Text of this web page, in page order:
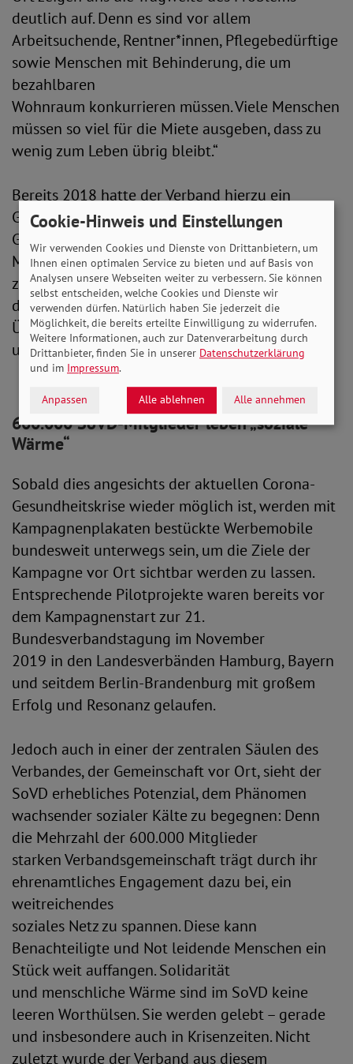
deutlich auf. Denn es sind vor allem
Arbeitsuchende, Rentner*innen, Pflegebedürftige
sowie Menschen mit Behinderung, die um
bezahlbaren
Wohnraum konkurrieren müssen. Viele Menschen
müssen so viel für die Miete ausgeben, dass zu
wenig zum Leben übrig bleibt.“
Bereits 2018 hatte der Verband hierzu ein
Gutachten in Auftrag gegeben. Das SoVD-
Gutachten „Wohnverhältnisse in Deutschland.
Mietbelastung, soziale Ungleichheit und Armut“
zeigt auf, wen die Entwicklung trifft. Auch mit
dem Positionspapier „Gutes Wohnen. Für alle!
Überall!“ hat sich der SoVD zu Wort gemeldet
und Lösungswege aufgezeigt.
600.000 SoVD-Mitglieder leben „soziale
Wärme“
Sobald dies angesichts der aktuellen Corona-
Gesundheitskrise wieder möglich ist, werden mit
Kampagnenplakaten bestückte Werbemobile
bundesweit unterwegs sein, um die Ziele der
Kampagne vor Ort sichtbar werden zu lassen.
Entsprechende Pilotprojekte waren bereits vor
dem Kampagnenstart zur 21.
Bundesverbandstagung im November
2019 in den Landesverbänden Hamburg, Bayern
und seitdem Berlin-Brandenburg mit großem
Erfolg und Resonanz gelaufen.
Jedoch auch in einer der zentralen Säulen des
Verbandes, der Gemeinschaft vor Ort, sieht der
SoVD erhebliches Potenzial, dem Phänomen
wachsender sozialer Kälte zu begegnen: Denn
die Mehrzahl der 600.000 Mitglieder
starken Verbandsgemeinschaft trägt durch ihr
ehrenamtliches Engagement dazu bei, ein
weitreichendes
soziales Netz zu spannen. Diese kann
Benachteiligte und Not leidende Menschen ein
Stück weit auffangen. Solidarität
und menschliche Wärme sind im SoVD keine
leeren Worthülsen. Sie werden gelebt – gerade
und insbesondere auch in Krisenzeiten. Nicht
zuletzt wurde der Verband aus diesem
Cookie-Hinweis und Einstellungen
Wir verwenden Cookies und Dienste von Drittanbietern, um
Ihnen einen optimalen Service zu bieten und auf Basis von
Analysen unsere Webseiten weiter zu verbessern. Sie können
selbst entscheiden, welche Cookies und Dienste wir
verwenden dürfen. Natürlich haben Sie jederzeit die
Möglichkeit, die bereits erteilte Einwilligung zu widerrufen.
Weitere Informationen, auch zur Datenverarbeitung durch
Drittanbieter, finden Sie in unserer Datenschutzerklärung
und im Impressum.
Anpassen Alle ablehnen Alle annehmen